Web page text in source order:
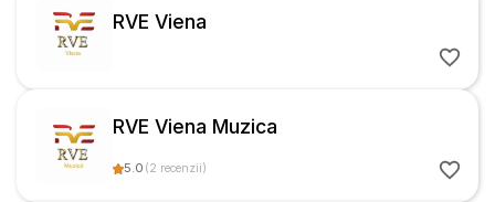
RVE Viena
RVE Viena Muzica
5.0 (2 recenzii)